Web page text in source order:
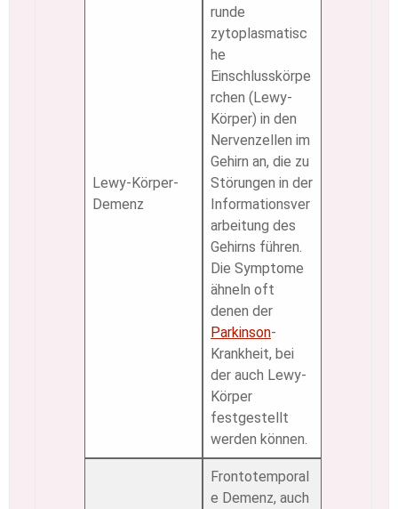
Lewy-Körper-
Demenz
runde
zytoplasmatisc
he
Einschlusskörpe
rchen (Lewy-
Körper) in den
Nervenzellen im
Gehirn an, die zu
Störungen in der
Informationsver
arbeitung des
Gehirns führen.
Die Symptome
ähneln oft
denen der
Parkinson-
Krankheit, bei
der auch Lewy-
Körper
festgestellt
werden können.
Frontotemporal
e Demenz, auch